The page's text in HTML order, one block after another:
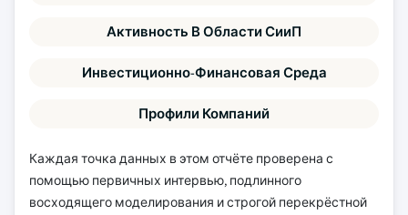
Активность В Области СииП
Инвестиционно-Финансовая Среда
Профили Компаний
Каждая точка данных в этом отчёте проверена с
помощью первичных интервью, подлинного
восходящего моделирования и строгой перекрёстной